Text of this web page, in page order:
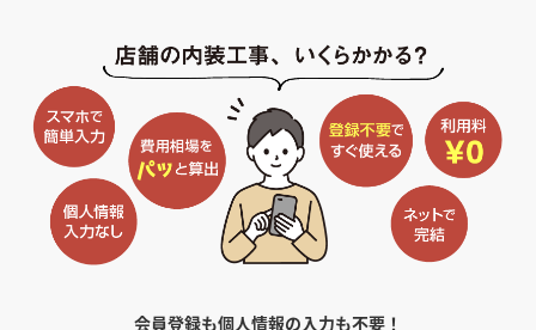
会員登録も個人情報の入力も不要！